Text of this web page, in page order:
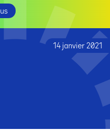
14 janvier 2021